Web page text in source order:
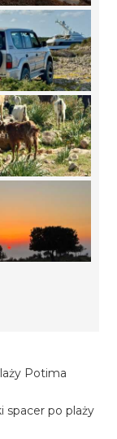
Potima
spacer po plaży